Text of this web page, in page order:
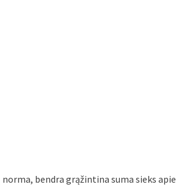
bendra grąžintina suma sieks apie